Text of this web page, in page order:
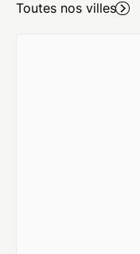
Toutes nos villes